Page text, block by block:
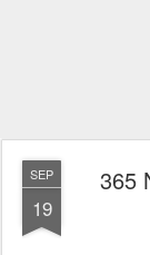
SEP
19
365